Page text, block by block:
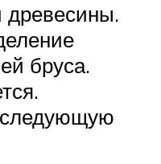
древесины.
бруса.